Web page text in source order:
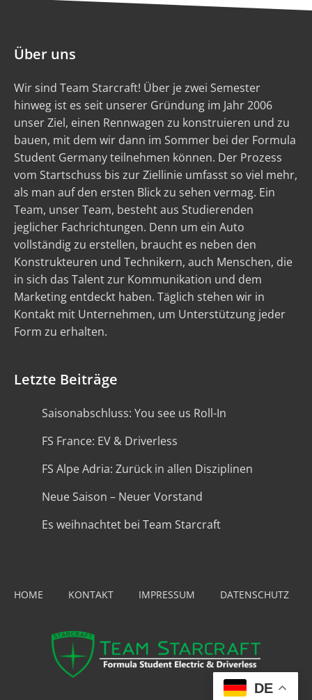
Über uns
Wir sind Team Starcraft! Über je zwei Semester
hinweg ist es seit unserer Gründung im Jahr 2006
unser Ziel, einen Rennwagen zu konstruieren und zu
bauen, mit dem wir dann im Sommer bei der Formula
Student Germany teilnehmen können. Der Prozess
vom Startschuss bis zur Ziellinie umfasst so viel mehr,
als man auf den ersten Blick zu sehen vermag. Ein
Team, unser Team, besteht aus Studierenden
jeglicher Fachrichtungen. Denn um ein Auto
vollständig zu erstellen, braucht es neben den
Konstrukteuren und Technikern, auch Menschen, die
in sich das Talent zur Kommunikation und dem
Marketing entdeckt haben. Täglich stehen wir in
Kontakt mit Unternehmen, um Unterstützung jeder
Form zu erhalten.
Letzte Beiträge
Saisonabschluss: You see us Roll-In
FS France: EV & Driverless
FS Alpe Adria: Zurück in allen Disziplinen
Neue Saison – Neuer Vorstand
Es weihnachtet bei Team Starcraft
HOME KONTAKT IMPRESSUM DATENSCHUTZ
DE